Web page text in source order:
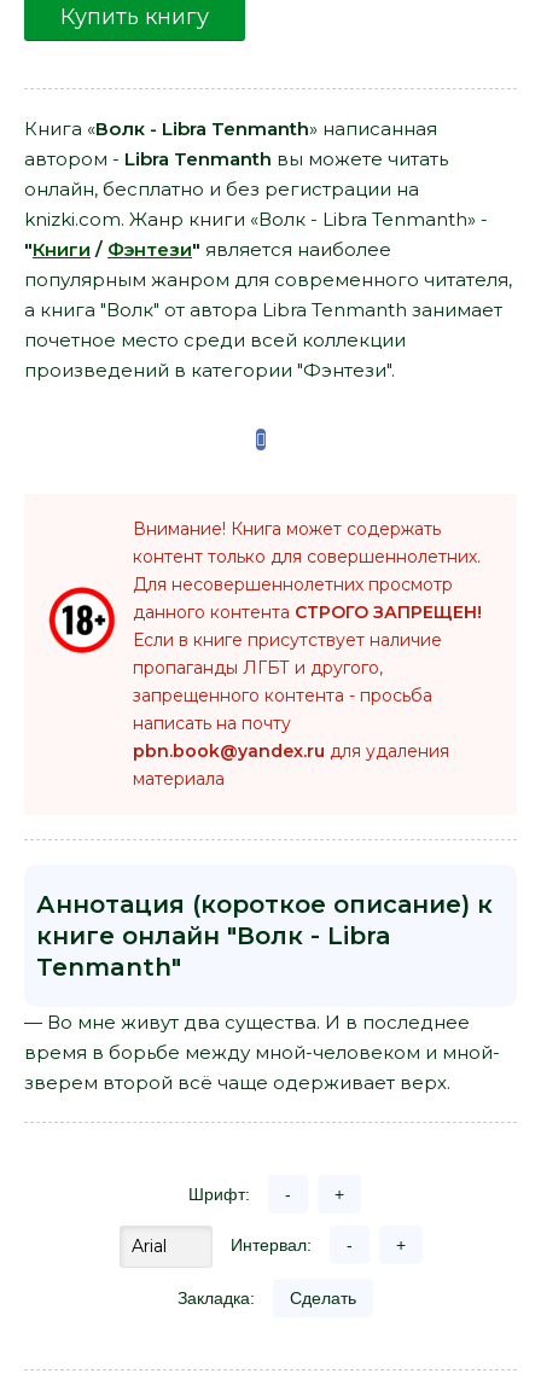
Купить книгу
Книга «Волк - Libra Tenmanth» написанная
автором - Libra Tenmanth вы можете читать
онлайн, бесплатно и без регистрации на
knizki.com. Жанр книги «Волк - Libra Tenmanth» -
"Книги / Фэнтези" является наиболее
популярным жанром для современного читателя,
а книга "Волк" от автора Libra Tenmanth занимает
почетное место среди всей коллекции
произведений в категории "Фэнтези".
Внимание! Книга может содержать
контент только для совершеннолетних.
Для несовершеннолетних просмотр
данного контента СТРОГО ЗАПРЕЩЕН!
Если в книге присутствует наличие
пропаганды ЛГБТ и другого,
запрещенного контента - просьба
написать на почту
pbn.book@yandex.ru для удаления
материала
Аннотация (короткое описание) к
книге онлайн "Волк - Libra
Tenmanth"
— Во мне живут два существа. И в последнее
время в борьбе между мной-человеком и мной-
зверем второй всё чаще одерживает верх.
Шрифт: - +
Интервал: - +
Закладка: Сделать